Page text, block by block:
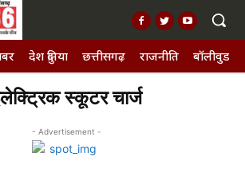
देश दुनिया छत्तीसगढ़ राजनीति बॉलीवुड,
स्कूटर चार्ज
- Advertisement -